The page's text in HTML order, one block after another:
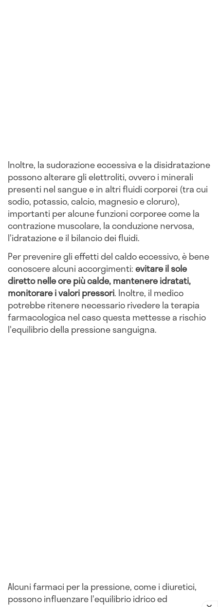
Inoltre, la sudorazione eccessiva e la disidratazione
possono alterare gli elettroliti, ovvero i minerali
presenti nel sangue e in altri fluidi corporei (tra cui
sodio, potassio, calcio, magnesio e cloruro),
importanti per alcune funzioni corporee come la
contrazione muscolare, la conduzione nervosa,
l'idratazione e il bilancio dei fluidi.
Per prevenire gli effetti del caldo eccessivo, è bene
conoscere alcuni accorgimenti:evitare il sole
diretto nelle ore più calde, mantenere idratati,
monitorare i valori pressori. Inoltre, il medico
potrebbe ritenere necessario rivedere la terapia
farmacologica nel caso questa mettesse a rischio
l'equilibrio della pressione sanguigna.
Alcuni farmaci per la pressione, come i diuretici,
possono influenzare l'equilibrio idrico ed